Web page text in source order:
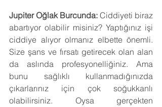
Jupiter Oğlak Burcunda: Ciddiyeti biraz
abartıyor olabilir misiniz? Yaptığınız işi
ciddiye alıyor olmanız elbette önemli.
Size şans ve fırsatı getirecek olan alan
da aslında profesyonelliğiniz. Ama
bunu sağlıklı kullanmadığınızda
çıkarlarınız için çok soğukkanlı
olabilirsiniz. Oysa gerçekten